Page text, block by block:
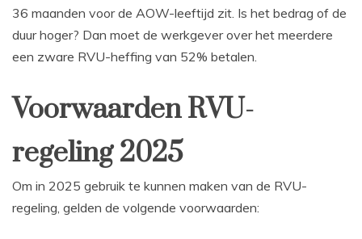
36 maanden voor de AOW-leeftijd zit. Is het bedrag of de
duur hoger? Dan moet de werkgever over het meerdere
een zware RVU-heffing van 52% betalen.
Voorwaarden RVU-
regeling 2025
Om in 2025 gebruik te kunnen maken van de RVU-
regeling, gelden de volgende voorwaarden: